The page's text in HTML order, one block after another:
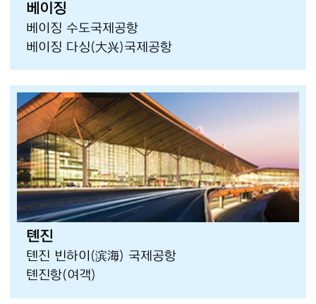
베이징
베이징 수도국제공항
베이징 다싱(大兴)국제공항
톈진
톈진 빈하이(滨海) 국제공항
톈진항(여객)